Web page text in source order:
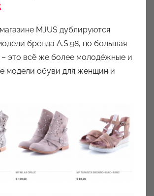
MJUS дублируются
бренда A.S.98, но большая
– это всё же более молодёжные и
модели обуви для женщин и